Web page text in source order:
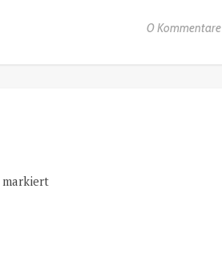
0 Kommentare
markiert